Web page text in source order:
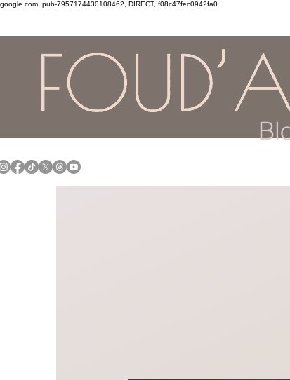
google.com, pub-7957174430108462, DIRECT, f08c47fec0942fa0